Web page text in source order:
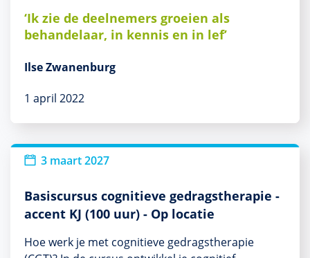
‘Ik zie de deelnemers groeien als
behandelaar, in kennis en in lef’
Ilse Zwanenburg
1 april 2022
3 maart 2027
Basiscursus cognitieve gedragstherapie -
accent KJ (100 uur) - Op locatie
Hoe werk je met cognitieve gedragstherapie